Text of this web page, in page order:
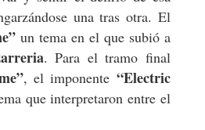
una tras otra. El
un tema en el que subió a
. Para el tramo final
, el imponente “Electric
que interpretaron entre el